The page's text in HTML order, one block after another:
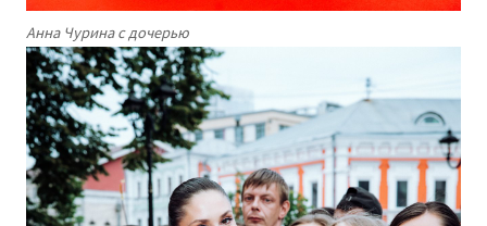
Анна Чурина с дочерью